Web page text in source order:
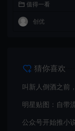
值得一看
创优
猜你喜欢
叫新人倒酒之前
明星贴图：自带